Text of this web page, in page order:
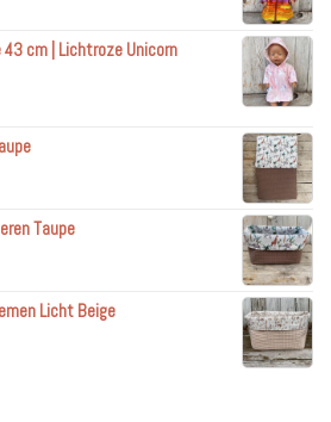
cm | Lichtroze Unicorn
Taupe
Licht Beige